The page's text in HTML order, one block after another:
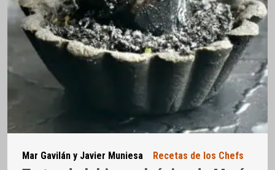
Mar Gavilán y Javier Muniesa Recetas de los Chefs